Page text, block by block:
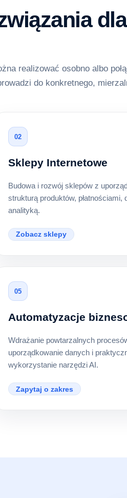
realizować osobno albo
do konkretnego,
02
Sklepy Internetowe
Budowa i rozwój sklepów z
strukturą produktów, płatnościami,
analityką.
Zobacz sklepy
05
Automatyzacje
Wdrażanie powtarzalnych
uporządkowanie danych i
wykorzystanie narzędzi AI.
Zapytaj o zakres